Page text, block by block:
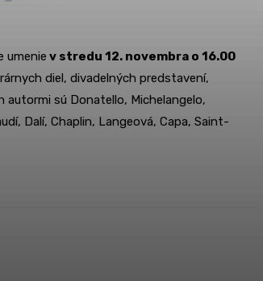
umenie v stredu 12. novembra o 16.00
diel, divadelných predstavení,
sú Donatello, Michelangelo,
Dalí, Chaplin, Langeová, Capa, Saint-